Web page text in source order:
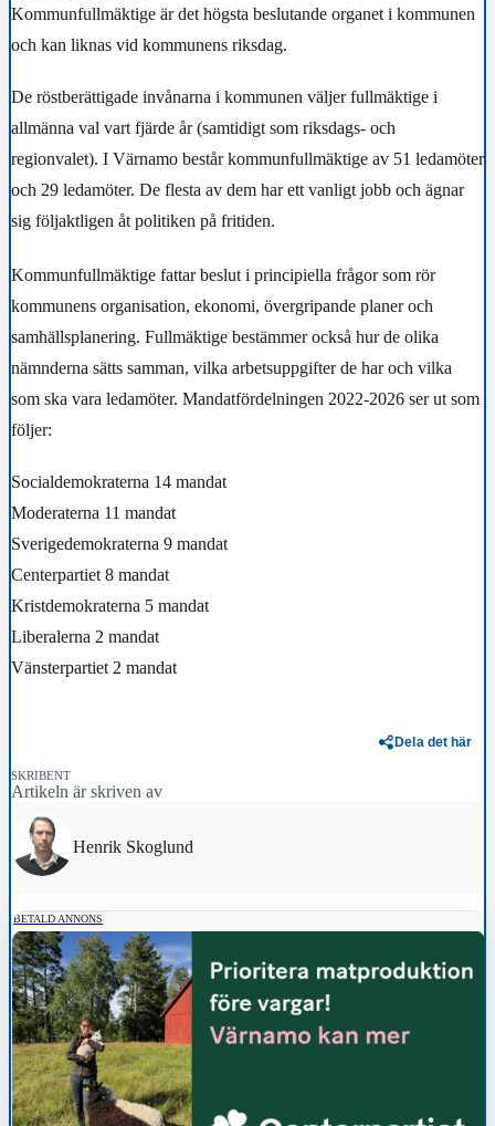
Kommunfullmäktige är det högsta beslutande organet i kommunen
och kan liknas vid kommunens riksdag.
De röstberättigade invånarna i kommunen väljer fullmäktige i
allmänna val vart fjärde år (samtidigt som riksdags- och
regionvalet). I Värnamo består kommunfullmäktige av 51 ledamöter
och 29 ledamöter. De flesta av dem har ett vanligt jobb och ägnar
sig följaktligen åt politiken på fritiden.
Kommunfullmäktige fattar beslut i principiella frågor som rör
kommunens organisation, ekonomi, övergripande planer och
samhällsplanering. Fullmäktige bestämmer också hur de olika
nämnderna sätts samman, vilka arbetsuppgifter de har och vilka
som ska vara ledamöter. Mandatfördelningen 2022-2026 ser ut som
följer:
Socialdemokraterna 14 mandat
Moderaterna 11 mandat
Sverigedemokraterna 9 mandat
Centerpartiet 8 mandat
Kristdemokraterna 5 mandat
Liberalerna 2 mandat
Vänsterpartiet 2 mandat
Dela det här
SKRIBENT
Artikeln är skriven av
Henrik Skoglund
BETALD ANNONS